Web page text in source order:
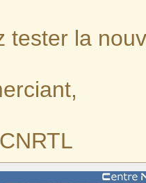
tester la